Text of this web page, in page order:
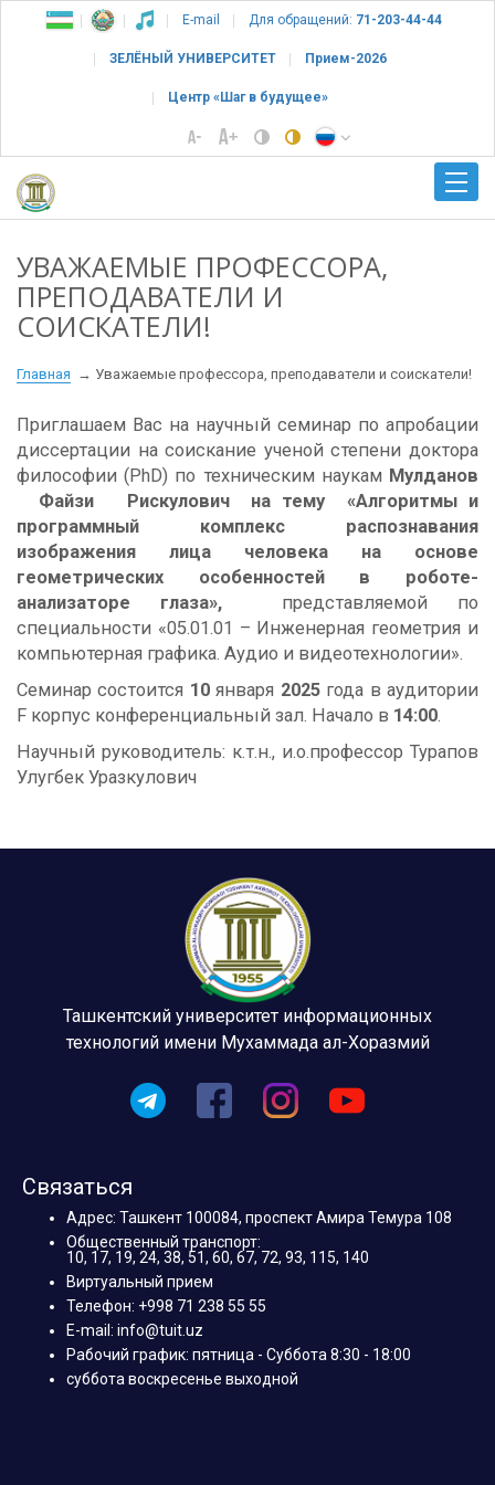
E-mail Для обращений: 71-203-44-44
ЗЕЛЁНЫЙ УНИВЕРСИТЕТ Прием-2026
Центр «Шаг в будущее»
УВАЖАЕМЫЕ ПРОФЕССОРА,
ПРЕПОДАВАТЕЛИ И
СОИСКАТЕЛИ!
Главная Уважаемые профессора, преподаватели и соискатели!
Приглашаем Вас на научный семинар по апробации
диссертации на соискание ученой степени доктора
философии (PhD) по техническим наукам Мулданов
Файзи Рискулович
на тему «Алгоритмы и
программный комплекс распознавания
изображения лица человека на основе
геометрических особенностей в роботе-
анализаторе глаза», представляемой по
специальности «05.01.01 – Инженерная геометрия и
компьютерная графика. Аудио и видеотехнологии».
Семинар состоится 10января 2025года в аудитории
F корпус конференциальный зал. Начало в 14:00
Научный руководитель: к.т.н., и.о.профессор Турапов
Улугбек Уразкулович
Ташкентский университет информационных
технологий имени Мухаммада ал-Хоразмий
Связаться
Адрес: Ташкент 100084, проспект Амира Темура 108
Общественный транспорт:
10, 17, 19, 24, 38, 51, 60, 67, 72, 93, 115, 140
Виртуальный прием
Телефон: +998 71 238 55 55
E-mail: info@tuit.uz
Рабочий график: пятница - Суббота 8:30 - 18:00
суббота воскресенье выходной